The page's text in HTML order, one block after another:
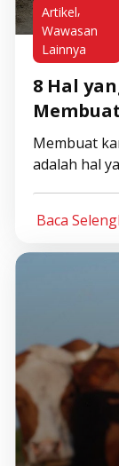
Artikel,
Wawasan
Lainnya
8 Hal
Membuat
adalah hal
Baca